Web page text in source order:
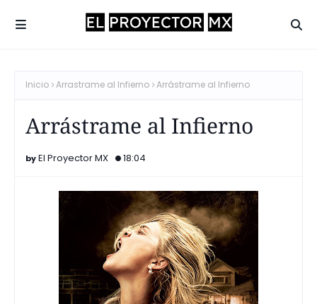
Inicio Arrastrame al Infierno Arrástrame al Infierno
Arrástrame al Infierno
El Proyector MX 18:04